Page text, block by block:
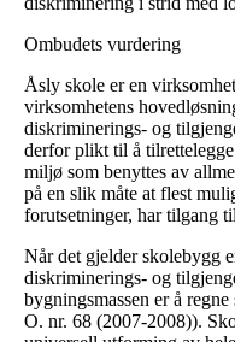
Ombudets vurdering
Åsly skole er en
virksomhetens
diskriminerings- og
derfor plikt til å
miljø som benyttes av
på en slik måte at flest
forutsetninger, har tilgang
Når det gjelder skolebygg
diskriminerings- og
bygningsmassen er å
O. nr. 68 (2007-2008)).